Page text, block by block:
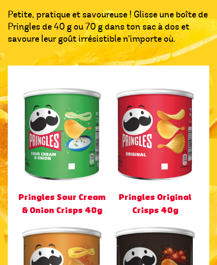
Petite, pratique et savoureuse ! Glisse une boîte de
Pringles de 40 g ou 70 g dans ton sac à dos et
savoure leur goût irrésistible n’importe où.
Pringles Sour Cream
& Onion Crisps 40g
Pringles Original
Crisps 40g